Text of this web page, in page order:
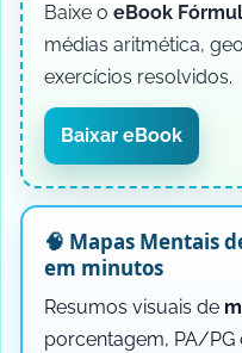
Baixe o eBook
médias aritmética,
exercícios resolvidos.
Baixar eBook
🧠 Mapas Mentais
em minutos
Resumos visuais de
porcentagem, PA/PG